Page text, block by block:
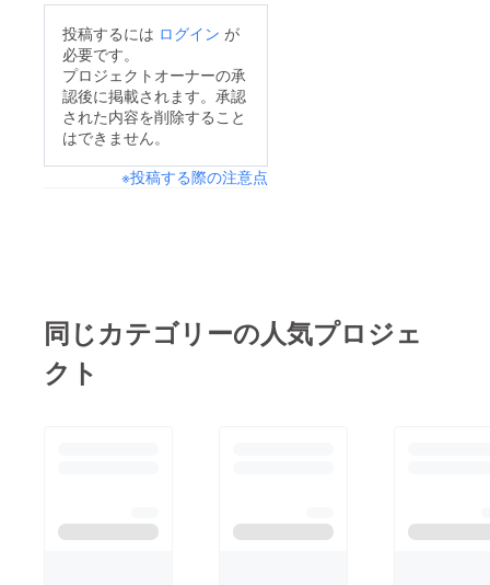
投稿するには ログイン が
必要です。
プロジェクトオーナーの承
認後に掲載されます。承認
された内容を削除すること
はできません。
※投稿する際の注意点
同じカテゴリーの人気プロジェ
クト